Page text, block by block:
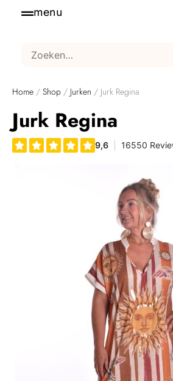
menu
Home / Shop / Jurken / Jurk Regina
Jurk Regina